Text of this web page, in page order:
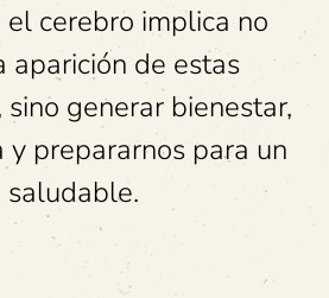
cerebro implica no
aparición de estas
generar bienestar,
prepararnos para un
saludable.